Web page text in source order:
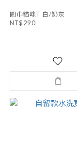
圍巾貓咪T 白/奶灰
NT$290